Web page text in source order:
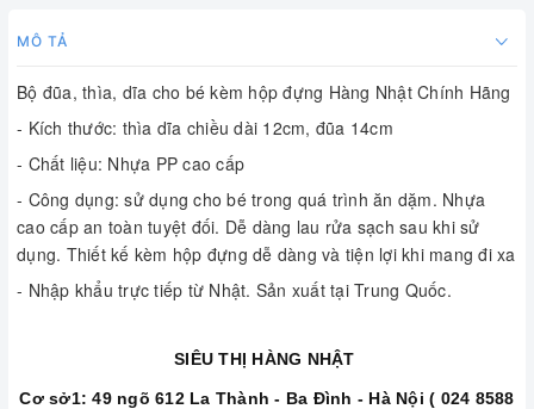
MÔ TẢ
Bộ đũa, thìa, dĩa cho bé kèm hộp đựng Hàng Nhật Chính Hãng
- Kích thước: thìa dĩa chiều dài 12cm, đũa 14cm
- Chất liệu: Nhựa PP cao cấp
- Công dụng: sử dụng cho bé trong quá trình ăn dặm. Nhựa
cao cấp an toàn tuyệt đối. Dễ dàng lau rửa sạch sau khi sử
- Nhập khẩu trực tiếp từ Nhật. Sản xuất tại Trung Quốc.
SIÊU THỊ HÀNG NHẬT
Cơ sở1: 49 ngõ 612 La Thành - Ba Đình - Hà Nội ( 024 8588